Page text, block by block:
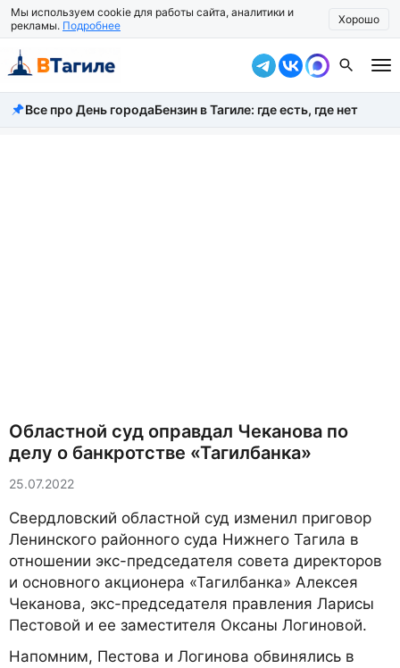
Мы используем cookie для работы сайта, аналитики и
рекламы. Подробнее Хорошо
Все новости
Все про День городаБензин в Тагиле: где есть, где нет
Областной суд оправдал Чеканова по
делу о банкротстве «Тагилбанка»
25.07.2022
Свердловский областной суд изменил приговор
Ленинского районного суда Нижнего Тагила в
отношении экс-председателя совета директоров
и основного акционера «Тагилбанка» Алексея
Чеканова, экс-председателя правления Ларисы
Пестовой и ее заместителя Оксаны Логиновой.
Напомним, Пестова и Логинова обвинялись в